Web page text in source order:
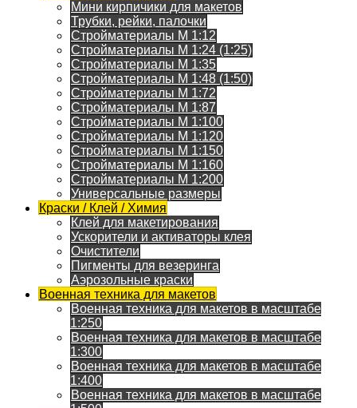
Мини кирпичики для макетов
Трубки, рейки, палочки
Стройматериалы M 1:12
Стройматериалы M 1:24 (1:25)
Стройматериалы M 1:35
Стройматериалы M 1:48 (1:50)
Стройматериалы M 1:72
Стройматериалы M 1:87
Стройматериалы M 1:100
Стройматериалы M 1:120
Стройматериалы M 1:150
Стройматериалы M 1:160
Стройматериалы M 1:200
Универсальные размеры
Краски / Клей / Химия
Клей для макетирования
Ускорители и активаторы клея
Очистители
Пигменты для везеринга
Аэрозольные краски
Военная техника для макетов
Военная техника для макетов в масштабе
1:250
Военная техника для макетов в масштабе
1:300
Военная техника для макетов в масштабе
1:400
Военная техника для макетов в масштабе